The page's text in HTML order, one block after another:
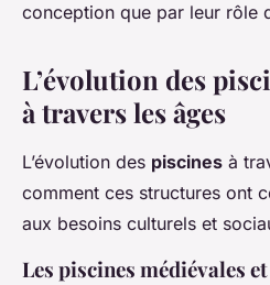
conception que par leur rôle
L’évolution des
à travers les âges
L’évolution des piscines à
comment ces structures ont
aux besoins culturels et
Les piscines médiévales